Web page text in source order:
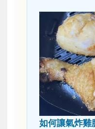
如何讓氣炸雞